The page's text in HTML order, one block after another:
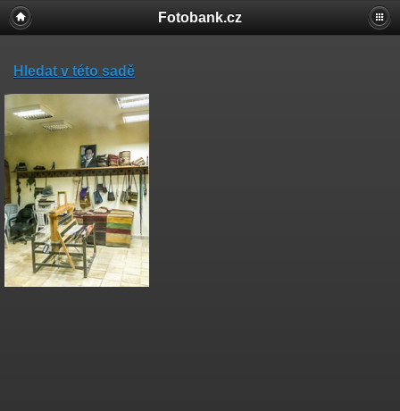
Fotobank.cz
Hledat v této sadě